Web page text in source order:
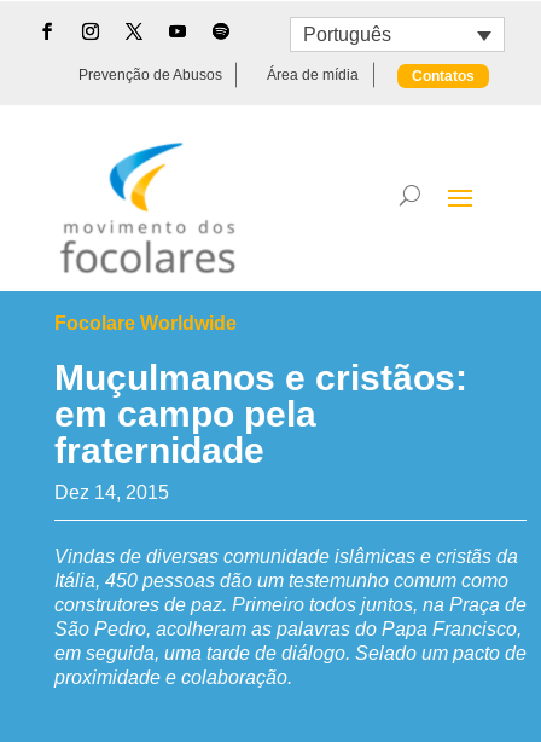
Português
Prevenção de Abusos Área de mídia Contatos
Focolare Worldwide
Muçulmanos e cristãos:
em campo pela
fraternidade
Dez 14, 2015
Vindas de diversas comunidade islâmicas e cristãs da
Itália, 450 pessoas dão um testemunho comum como
construtores de paz. Primeiro todos juntos, na Praça de
São Pedro, acolheram as palavras do Papa Francisco,
em seguida, uma tarde de diálogo. Selado um pacto de
proximidade e colaboração.